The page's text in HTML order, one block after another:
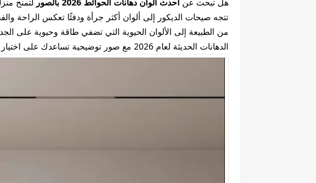
تتجه صيحات الديكور إلى ألوان أكثر جرأة ودفئًا تعكس الراحة
من الطبيعة إلى الألوان الحيوية التي تضفي طاقة وحيوية على
الدهانات الحديثة لعام 2026 مع صور توضيحية تساعدك على اختيار ما يناسب ذوقك وأسلوب منزلك.